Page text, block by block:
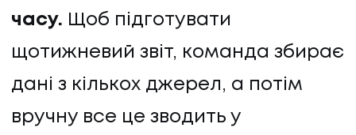
часу. Щоб підготувати
щотижневий звіт, команда збирає
дані з кількох джерел, а потім
вручну все це зводить у
БЛОГ
БЛОГ
КЛІЄНТИ